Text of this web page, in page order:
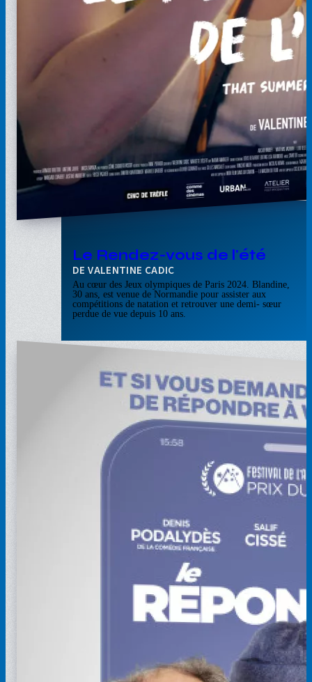
Le Rendez-vous de l'été
VALENTINE CADIC
Au cœur des Jeux olympiques de Paris 2024. Blandine,
30 ans, est venue de Normandie pour assister aux
compétitions de natation et retrouver une demi- sœur
perdue de vue depuis 10 ans.